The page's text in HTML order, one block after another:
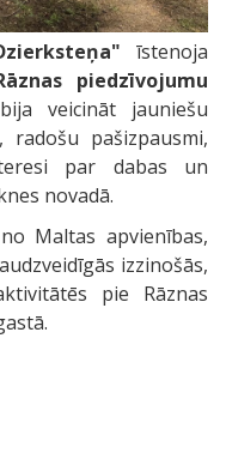
īstenoja
piedzīvojumu
veicināt jauniešu
radošu pašizpausmi,
par dabas un
novadā.
Maltas apvienības,
izzinošās,
pie Rāznas